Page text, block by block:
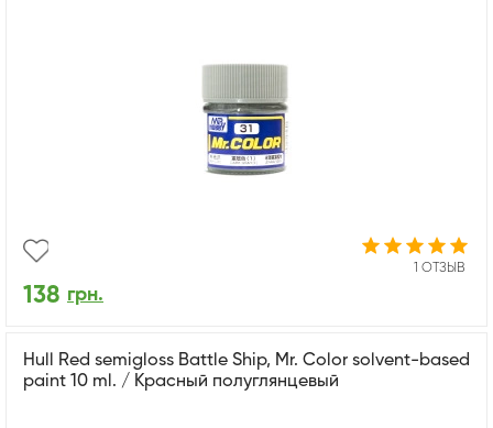
1 ОТЗЫВ
138 грн.
Hull Red semigloss Battle Ship, Mr. Color solvent-based
paint 10 ml. / Красный полуглянцевый